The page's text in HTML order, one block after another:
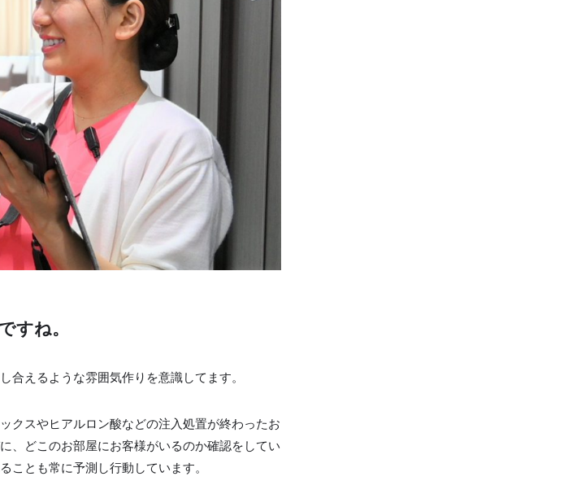
すね。
合えるような雰囲気作りを意識してます。
クスやヒアルロン酸などの注入処置が終わったお
、どこのお部屋にお客様がいるのか確認をしてい
ことも常に予測し行動しています。